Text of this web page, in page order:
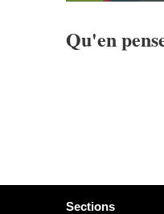
Qu'en
Sections